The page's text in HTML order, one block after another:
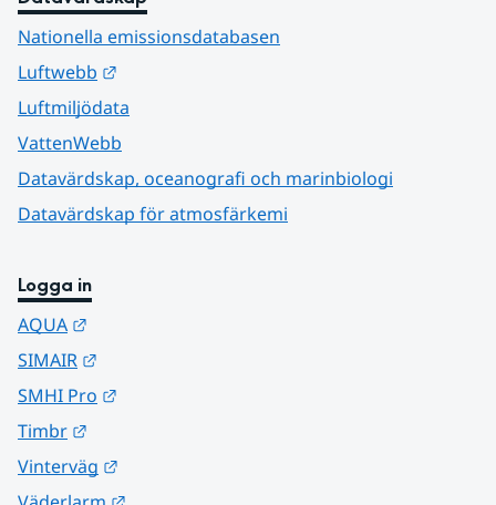
Nationella emissionsdatabasen
Luftwebb
Luftmiljödata
VattenWebb
Datavärdskap, oceanografi och marinbiologi
Datavärdskap för atmosfärkemi
Logga in
AQUA
SIMAIR
SMHI Pro
Timbr
Vinterväg